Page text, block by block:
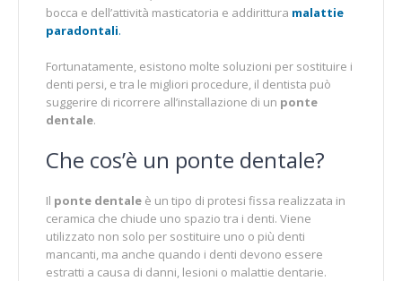
bocca e dell’attività masticatoria e addirittura malattie
paradontali.
Fortunatamente, esistono molte soluzioni per sostituire i
denti persi, e tra le migliori procedure, il dentista può
suggerire di ricorrere all’installazione di un ponte
dentale.
Che cos’è un ponte dentale?
Il ponte dentale è un tipo di protesi fissa realizzata in
ceramica che chiude uno spazio tra i denti. Viene
utilizzato non solo per sostituire uno o più denti
mancanti, ma anche quando i denti devono essere
estratti a causa di danni, lesioni o malattie dentarie.